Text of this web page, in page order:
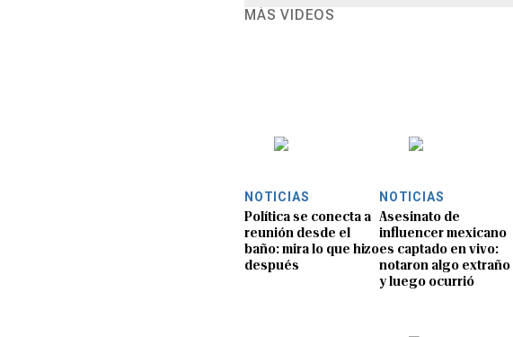
MÁS VIDEOS
NOTICIAS
Política se conecta a
reunión desde el
baño: mira lo que hizo
después
NOTICIAS
Asesinato de
influencer mexicano
es captado en vivo:
notaron algo extraño
y luego ocurrió